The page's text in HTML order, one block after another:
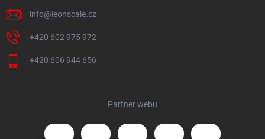
info@ leonscale.cz
+420 602 975 972
+420 606 944 656
Partner webu